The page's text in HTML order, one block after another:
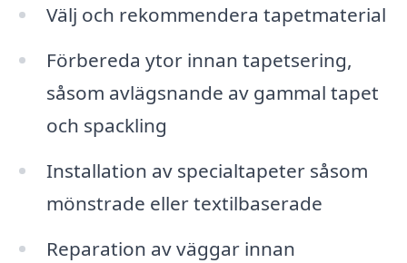
Välj och rekommendera tapetmaterial
Förbereda ytor innan tapetsering,
såsom avlägsnande av gammal tapet
och spackling
Installation av specialtapeter såsom
mönstrade eller textilbaserade
Reparation av väggar innan